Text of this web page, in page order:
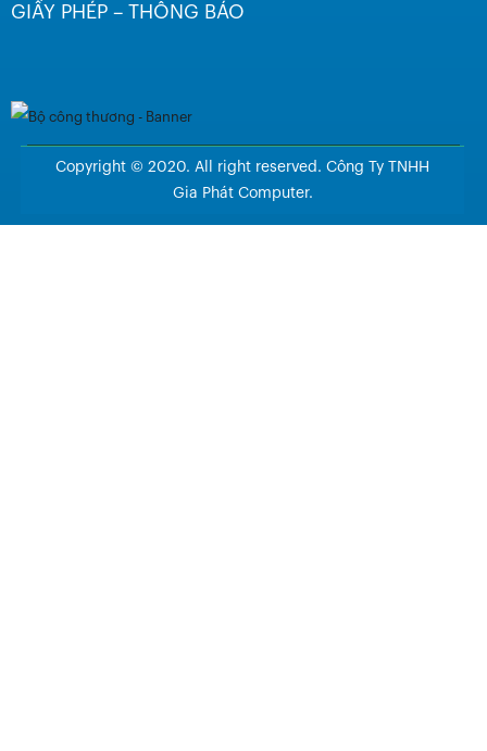
GIẤY PHÉP – THÔNG BÁO
Copyright © 2020. All right reserved. Công Ty TNHH
Gia Phát Computer.